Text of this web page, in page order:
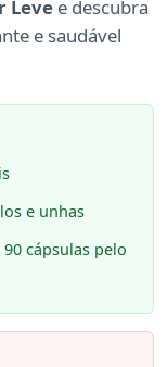
Leve e descubra
e saudável
e unhas
cápsulas pelo